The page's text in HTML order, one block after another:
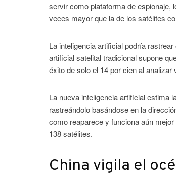
servir como plataforma de espionaje,
veces mayor que la de los satélites
La inteligencia artificial podría
artificial satelital tradicional supone
éxito de solo el 14 por cien al analizar
La nueva inteligencia artificial estima
rastreándolo basándose en la
como reaparece y funciona aún
138 satélites.
China vigila el